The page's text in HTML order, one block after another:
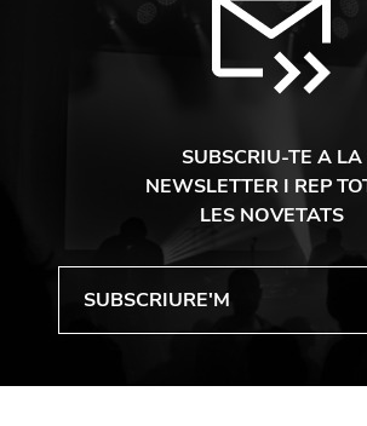
SUBSCRIU-TE A LA
NEWSLETTER I REP
LES NOVETATS